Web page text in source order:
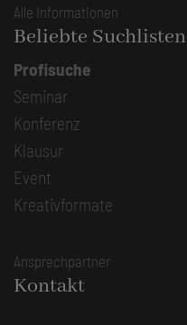
Alle Informationen
Beliebte Suchlisten
Profisuche
Seminar
Konferenz
Klausur
Event
Kreativformate
Ansprechpartner
Kontakt